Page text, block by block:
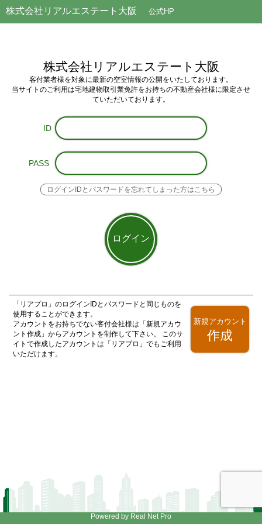
株式会社リアルエステート大阪 公式HP
株式会社リアルエステート大阪
客付業者様を対象に最新の空室情報の公開をいたしております。
当サイトのご利用は宅地建物取引業免許をお持ちの不動産会社様に限定させ
ていただいております。
ID
PASS
ログインIDとパスワードを忘れてしまった方はこちら
ログイン
「 リアプロ 」のログインIDとパスワードと同じものを
使用することができます。
アカウントをお持ちでない客付会社様は「新規アカウ
ント作成」からアカウントを制作して下さい。 このサ
イトで作成したアカウントは「 リアプロ 」でもご利用
いただけます。
新規アカウント
作成
Powered by Real Net Pro